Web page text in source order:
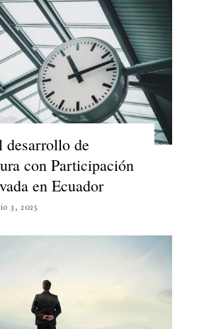
de
con Participación
en Ecuador
3, 2025